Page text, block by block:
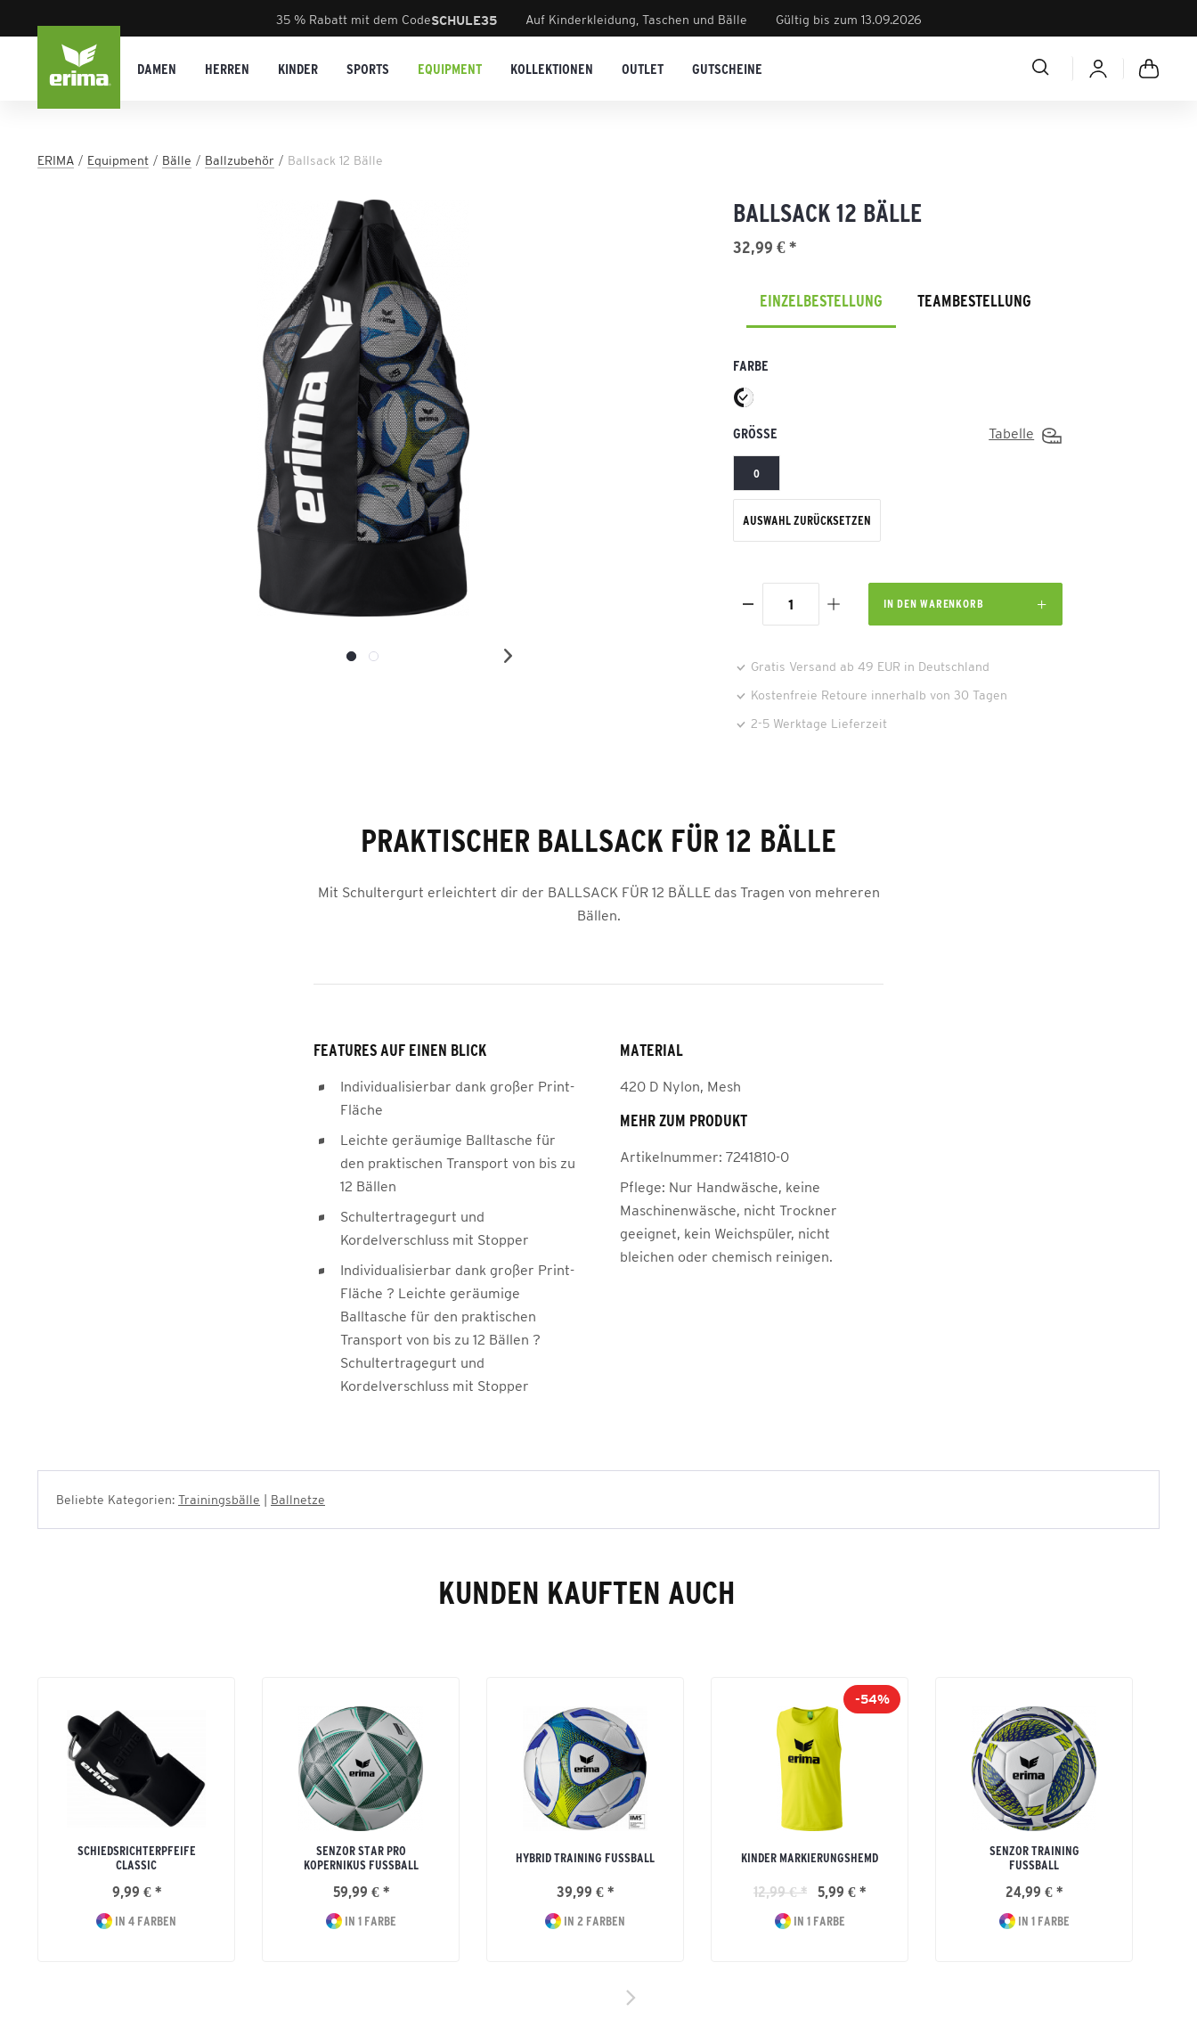
35 % Rabatt mit dem CodeSCHULE35 Auf Kinderkleidung, Taschen und Bälle Gültig bis zum 13.09.2026
DAMEN HERREN KINDER SPORTS EQUIPMENT KOLLEKTIONEN OUTLET GUTSCHEINE
ERIMA Equipment Bälle Ballzubehör Ballsack 12 Bälle
BALLSACK 12 BÄLLE
32,99 € *
EINZELBESTELLUNG TEAMBESTELLUNG
FARBE
GRÖSSE Tabelle
0
AUSWAHL ZURÜCKSETZEN
IN DEN WARENKORB
Gratis Versand ab 49 EUR in Deutschland
Kostenfreie Retoure innerhalb von 30 Tagen
2-5 Werktage Lieferzeit
PRAKTISCHER BALLSACK FÜR 12 BÄLLE
Mit Schultergurt erleichtert dir der BALLSACK FÜR 12 BÄLLE das Tragen von mehreren
Bällen.
FEATURES AUF EINEN BLICK
Individualisierbar dank großer Print-
Fläche
Leichte geräumige Balltasche für
den praktischen Transport von bis zu
12 Bällen
Schultertragegurt und
Kordelverschluss mit Stopper
Individualisierbar dank großer Print-
Fläche ? Leichte geräumige
Balltasche für den praktischen
Transport von bis zu 12 Bällen ?
Schultertragegurt und
Kordelverschluss mit Stopper
MATERIAL
420 D Nylon, Mesh
MEHR ZUM PRODUKT
Artikelnummer: 7241810-0
Pflege: Nur Handwäsche, keine
Maschinenwäsche, nicht Trockner
geeignet, kein Weichspüler, nicht
bleichen oder chemisch reinigen.
Beliebte Kategorien: Trainingsbälle Ballnetze
KUNDEN KAUFTEN AUCH
SCHIEDSRICHTERPFEIFE
CLASSIC
9,99 € *
IN 4 FARBEN
SENZOR STAR PRO
KOPERNIKUS FUSSBALL
59,99 € *
IN 1 FARBE
HYBRID TRAINING FUSSBALL
39,99 € *
IN 2 FARBEN
-54%
KINDER MARKIERUNGSHEMD
12,99 € * 5,99 € *
IN 1 FARBE
SENZOR TRAINING
FUSSBALL
24,99 € *
IN 1 FARBE